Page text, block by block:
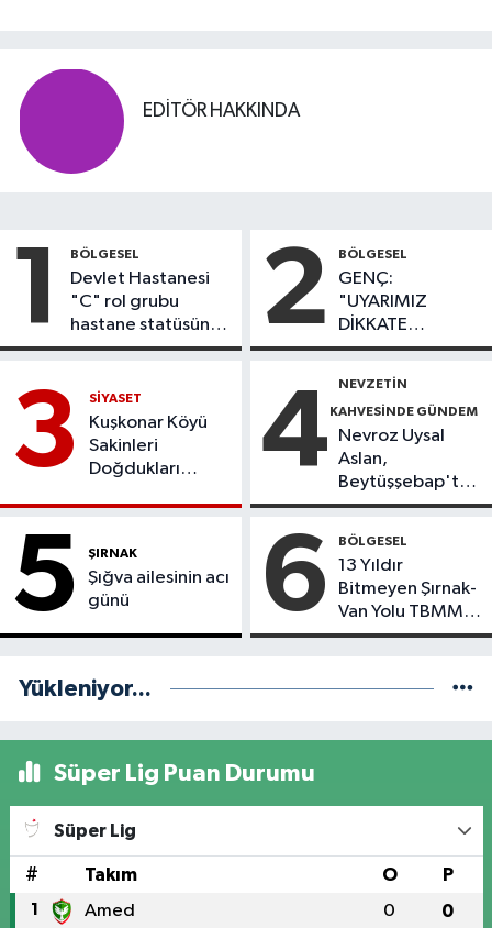
EDITÖR HAKKINDA
1 BÖLGESEL
Devlet Hastanesi
"C" rol grubu
hastane statüsüne
yükseltildi
2 BÖLGESEL
GENÇ:
"UYARIMIZ
DİKKATE
ALINMADI,
İHMALİ KAZAYLA
SONUÇLANDI
3 SİYASET
Kuşkonar Köyü
Sakinleri
Doğdukları
4 NEVZETİN
KAHVESİNDE GÜNDEM
Nevroz Uysal
Aslan,
Beytüşşebap'taki
Sağlık Sorunlarını
Gündemine
Taşıdı
5 ŞIRNAK
Şığva ailesinin acı
günü
6 BÖLGESEL
13 Yıldır
Bitmeyen Şırnak-
Van Yolu TBMM
Gündeminde
Yükleniyor...
Süper Lig Puan Durumu
Süper Lig
# Takım O P
1 Amed 0 0